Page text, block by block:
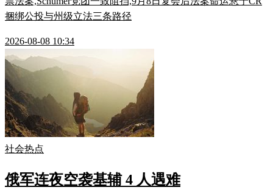
捆绑公投与州级立法三条路径
2026-08-08 10:34
社会热点
俄军连夜空袭基辅 4 人遇难